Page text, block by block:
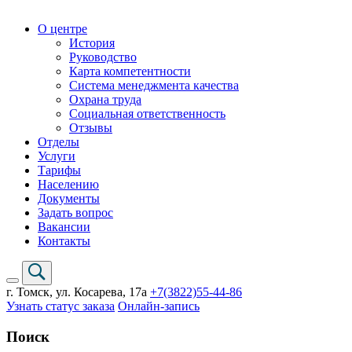
О центре
История
Руководство
Карта компетентности
Система менеджмента качества
Охрана труда
Социальная ответственность
Отзывы
Отделы
Услуги
Тарифы
Населению
Документы
Задать вопрос
Вакансии
Контакты
г. Томск, ул. Косарева, 17а +7(3822)55-44-86
Узнать статус заказа Онлайн-запись
Поиск